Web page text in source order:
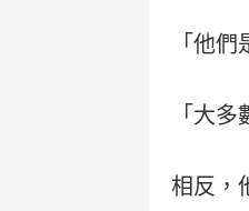
「他
「大
相反，